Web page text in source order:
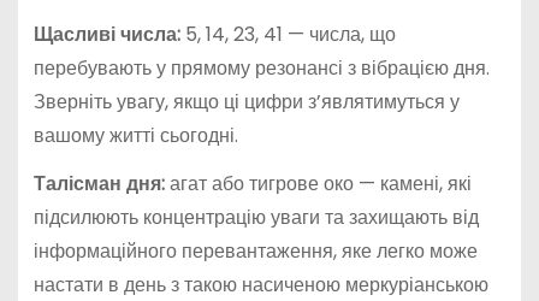
Щасливі числа:5, 14, 23, 41 — числа, що
перебувають у прямому резонансі з вібрацією дня.
Зверніть увагу, якщо ці цифри з’являтимуться у
вашому житті сьогодні.
Талісман дня:агат або тигрове око — камені, які
підсилюють концентрацію уваги та захищають від
інформаційного перевантаження, яке легко може
настати в день з такою насиченою меркуріанською